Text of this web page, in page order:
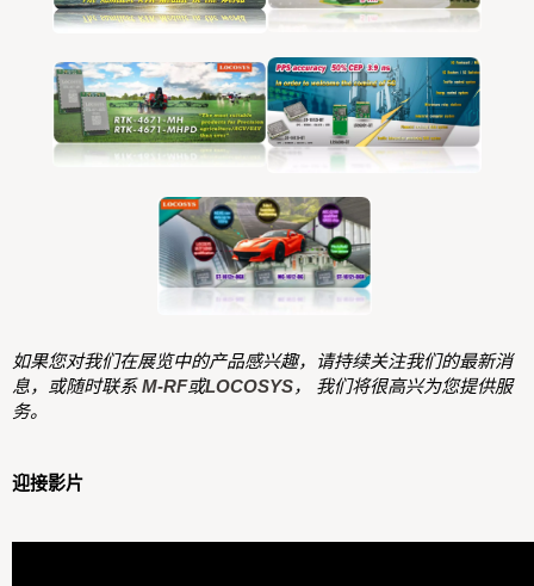
如果您对我们在展览中的产品感兴趣，请持续关注我们的最新消
息，或随时联系M-RF或LOCOSYS， 我们将很高兴为您提供服
务。
迎接影片